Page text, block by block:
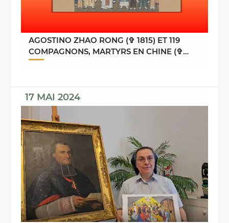
AGOSTINO ZHAO RONG (✞ 1815) ET 119
COMPAGNONS, MARTYRS EN CHINE (✞
1648 Â– 1930)
17 MAI 2024